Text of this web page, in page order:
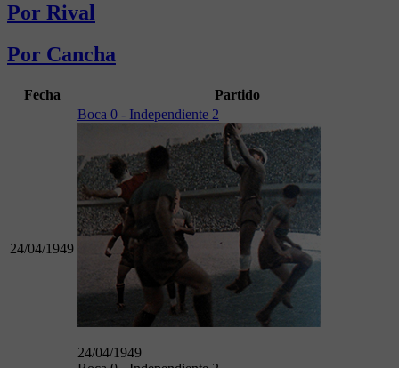
Por Rival
Por Cancha
Fecha Partido
24/04/1949
Boca 0 - Independiente 2
24/04/1949